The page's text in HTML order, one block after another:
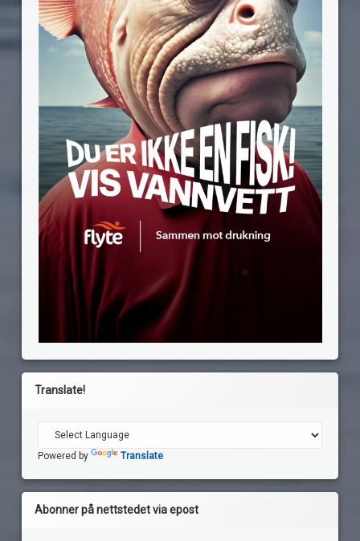
Translate!
Powered by Translate
Abonner på nettstedet via epost